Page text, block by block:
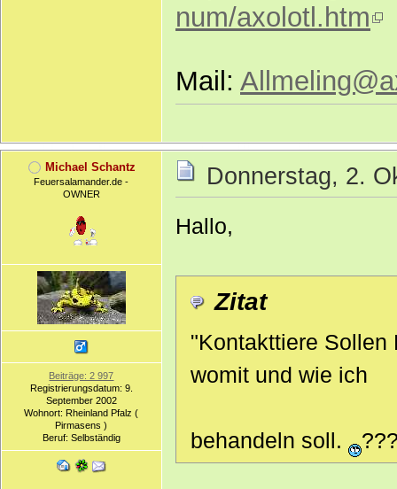
num/axolotl.htm
Mail:
Michael Schantz
Feuersalamander.de -
OWNER
Beiträge: 2 997
Registrierungsdatum: 9.
September 2002
Wohnort: Rheinland Pfalz (
Pirmasens )
Beruf: Selbständig
Donnerstag, 2.
Hallo,
Zitat
"Kontakttiere Sollen
womit und wie ich
behandeln soll.